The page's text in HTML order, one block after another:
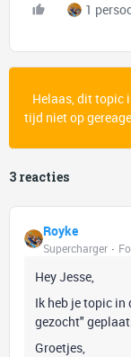
1
Helaas, dit topic
tijd niet op
3 reacties
Royke
Supercharger
Hey Jesse,
Ik heb je topic in
gezocht"
Groetjes,